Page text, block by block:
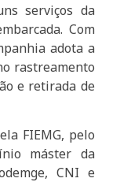
serviços da
Com
adota a
rastreamento
e retirada de
FIEMG, pelo
máster da
CNI e